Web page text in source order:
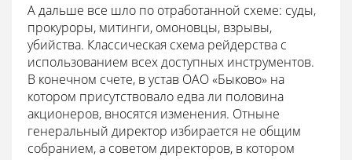
А дальше все шло по отработанной схеме: суды,
прокуроры, митинги, омоновцы, взрывы,
убийства. Классическая схема рейдерства с
использованием всех доступных инструментов.
В конечном счете, в устав ОАО «Быково» на
котором присутствовало едва ли половина
акционеров, вносятся изменения. Отныне
генеральный директор избирается не общим
собранием, а советом директоров, в котором